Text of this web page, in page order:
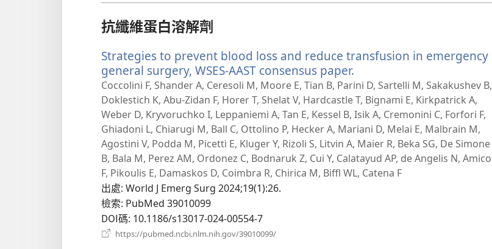
抗纖維蛋白溶解劑
Strategies to prevent blood loss and reduce transfusion in emergency
general surgery, WSES-AAST consensus paper.
啟
新
視
窗）
Coccolini F, Shander A, Ceresoli M, Moore E, Tian B, Parini D, Sartelli M, Sakakushev B,
Doklestich K, Abu-Zidan F, Horer T, Shelat V, Hardcastle T, Bignami E, Kirkpatrick A,
Weber D, Kryvoruchko I, Leppaniemi A, Tan E, Kessel B, Isik A, Cremonini C, Forfori F,
Ghiadoni L, Chiarugi M, Ball C, Ottolino P, Hecker A, Mariani D, Melai E, Malbrain M,
Agostini V, Podda M, Picetti E, Kluger Y, Rizoli S, Litvin A, Maier R, Beka SG, De Simone
B, Bala M, Perez AM, Ordonez C, Bodnaruk Z, Cui Y, Calatayud AP, de Angelis N, Amico
F, Pikoulis E, Damaskos D, Coimbra R, Chirica M, Biffl WL, Catena F
出處‎: World J Emerg Surg 2024;19(1):26.
檢索‎: PubMed 39010099
DOI碼‎: 10.1186/s13017-024-00554-7
https://pubmed.ncbi.nlm.nih.gov/39010099/